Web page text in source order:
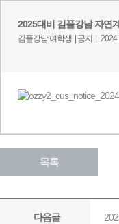
2025대비 김플강남 자연
김플강남 여학생 | 공지 |
목록
다음글